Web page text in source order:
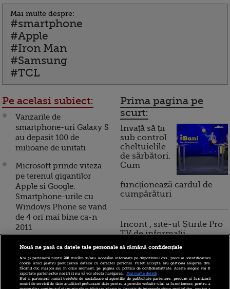
Mai multe despre:
#smartphone
#Apple
#Iron Man
#Samsung
#TCL
Pe acelasi subiect:
Vanzarile de
smartphone-uri Galaxy S
au depasit 100 de
milioane de unitati
Microsoft prinde viteza
pe terenul gigantilor
Apple si Google.
Smartphone-urile cu
Windows Phone se vand
de 4 ori mai bine ca-n
2011
Minunile tehnologiei:
cum va deveni telefonul
de serviciu parte
integrata a smartphone-
ului personal
Prima pagina pe
scurt:
Invață să ții
sub control
cheltuielile
de sărbători.
Cum
funcționează cardul de
cumpărături
Incont , site-ul Știrile Pro
TV de informații
economice și educație
financiară, a devenit iBani
10 reguli pentru decizii
Nouă ne pasă ca datele tale personale să rămână confidențiale
Noi și partenerii noștri201stocăm și/sau accesăm informații pe dispozitivul dvs., precum identificatorii
cookie unici pentru prelucrarea datelor cu caracter personal. Puteți accepta sau gestiona alegerile dvs.
făcând clic mai jos sau în orice moment, pe pagina cu politica de confidențialitate. Aceste alegeri vor fi
raportate partenerilor noștri și nu vă vor afecta navigarea.
Mai multe detalii
Noi si partenerii nostri (retelele de socializare si agentiile de publicitate partenere, precum si furnizorii
nostri de servicii de date analitice) prelucram date pentru a permite website-ului sa functioneze, pentru a